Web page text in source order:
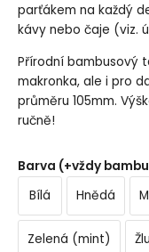
parťákem na každý
kávy nebo čaje (viz.
Přírodní bambusový
makronka, ale i pro
průměru 105mm.
ručně!
Barva (+vždy
Bílá
Hnědá
Zelená (mint)